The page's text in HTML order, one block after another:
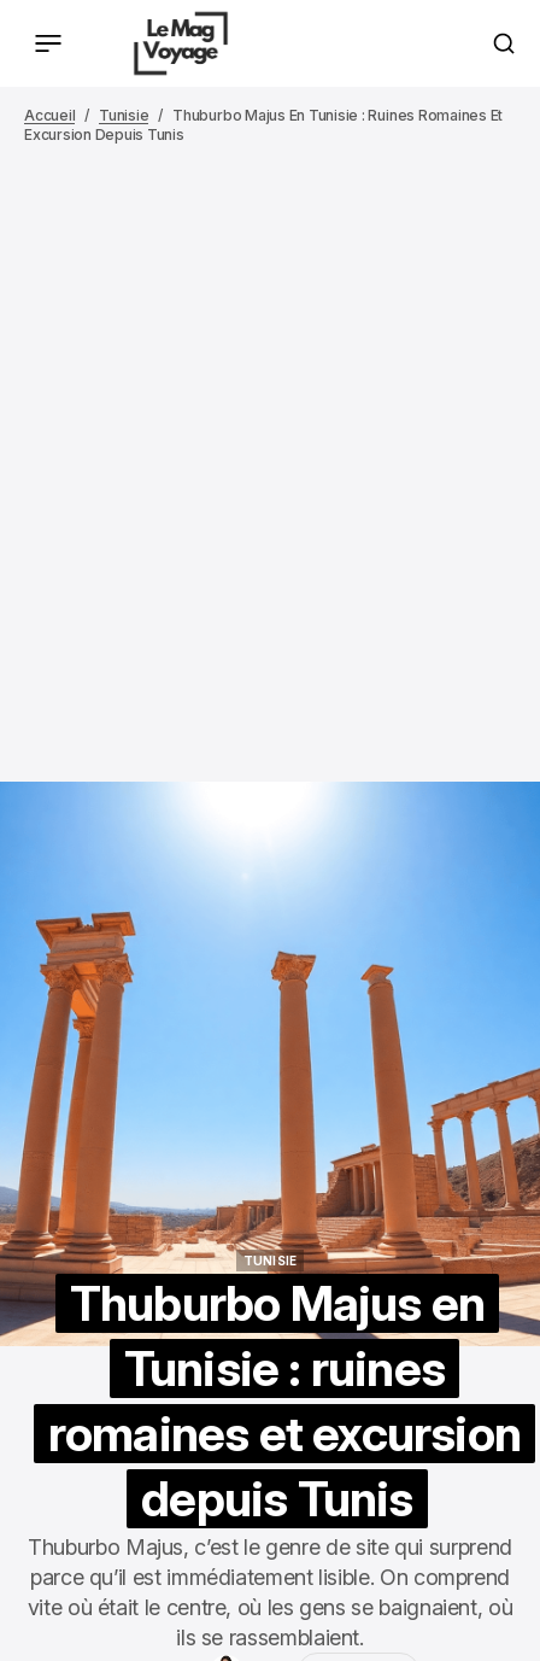
Accueil Tunisie
Thuburbo Majus En Tunisie : Ruines Romaines Et
Excursion Depuis Tunis
TUNISIE
Thuburbo Majus en
Tunisie : ruines
romaines et excursion
depuis Tunis
Thuburbo Majus, c’est le genre de site qui surprend
parce qu’il est immédiatement lisible. On comprend
vite où était le centre, où les gens se baignaient, où
ils se rassemblaient.